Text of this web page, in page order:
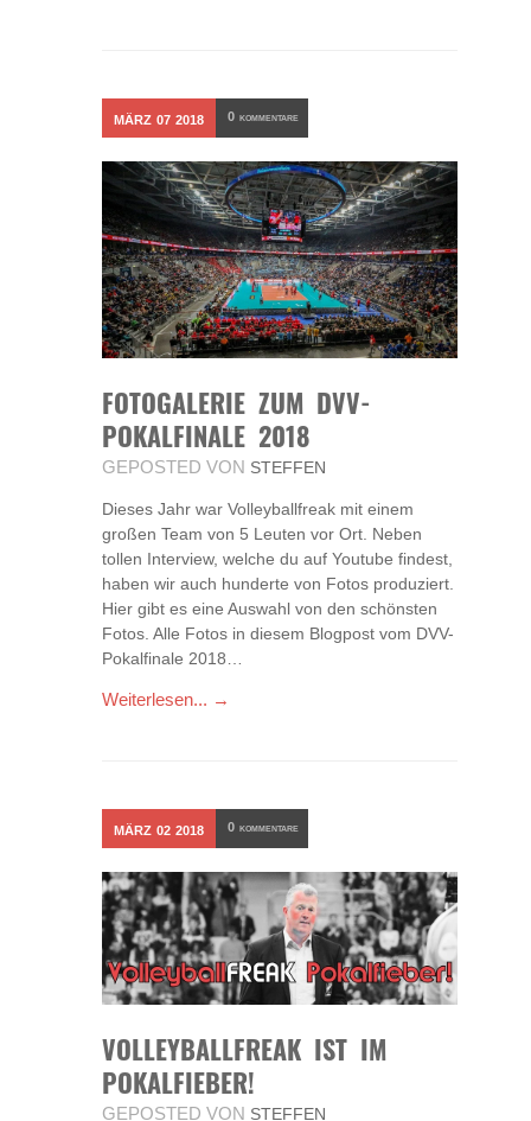
MÄRZ 07 2018 0 KOMMENTARE
FOTOGALERIE ZUM DVV-
POKALFINALE 2018
GEPOSTED VON STEFFEN
Dieses Jahr war Volleyballfreak mit einem
großen Team von 5 Leuten vor Ort. Neben
tollen Interview, welche du auf Youtube findest,
haben wir auch hunderte von Fotos produziert.
Hier gibt es eine Auswahl von den schönsten
Fotos. Alle Fotos in diesem Blogpost vom DVV-
Pokalfinale 2018…
Weiterlesen... →
MÄRZ 02 2018 0 KOMMENTARE
VOLLEYBALLFREAK IST IM
POKALFIEBER!
GEPOSTED VON STEFFEN